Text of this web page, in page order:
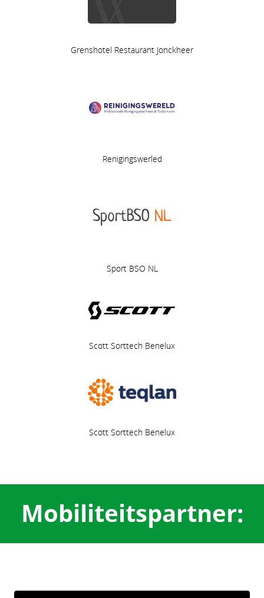
Grenshotel Restaurant Jonckheer
Renigingswerled
Sport BSO NL
Scott Sorttech Benelux
Scott Sorttech Benelux
Mobiliteitspartner: